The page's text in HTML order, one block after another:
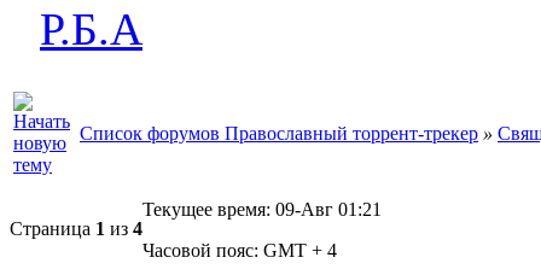
Р.Б.А
Список форумов Православный торрент-трекер »
Страница 1 из 4
Текущее время: 09-Авг 01:21
Часовой пояс: GMT + 4